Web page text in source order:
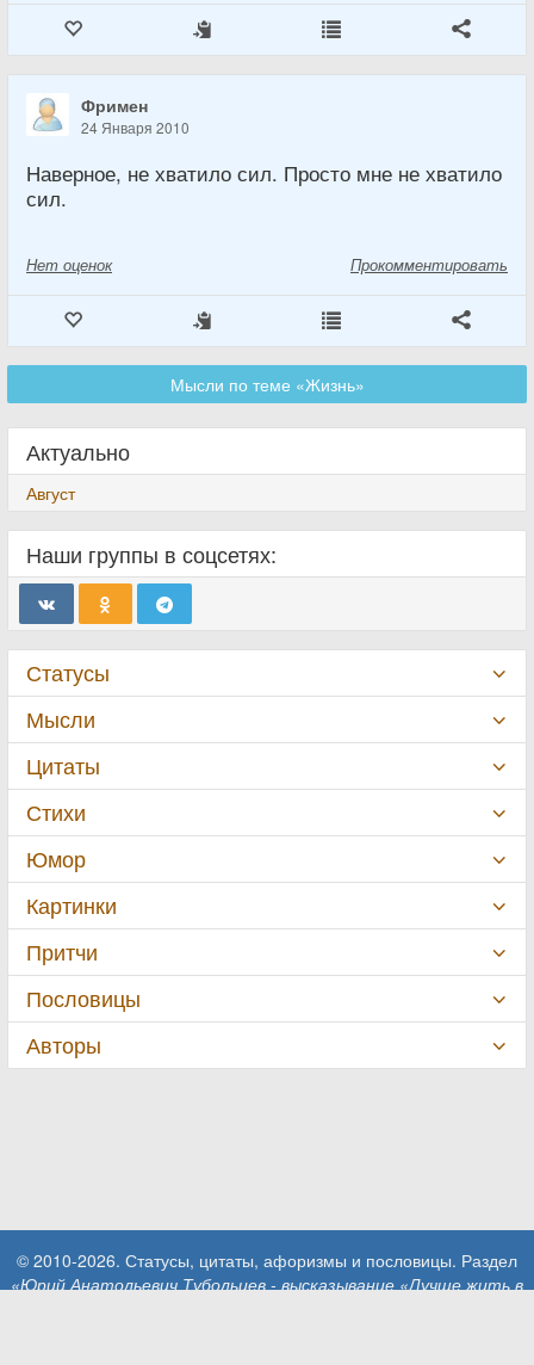
Фримен
24 Января 2010
Наверное, не хватило сил. Просто мне не хватило
сил.
Нет оценок Прокомментировать
Мысли по теме «Жизнь»
Актуально
Август
Наши группы в соцсетях:
Статусы
Мысли
Цитаты
Стихи
Юмор
Картинки
Притчи
Пословицы
Авторы
© 2010-2026. Статусы, цитаты, афоризмы и пословицы. Раздел
«Юрий Анатольевич Тубольцев - высказывание «Лучше жить в